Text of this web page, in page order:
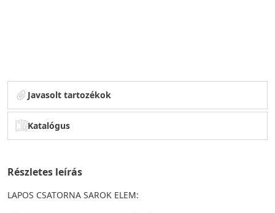
Javasolt tartozékok
Katalógus
Részletes leírás
LAPOS CSATORNA SAROK ELEM: